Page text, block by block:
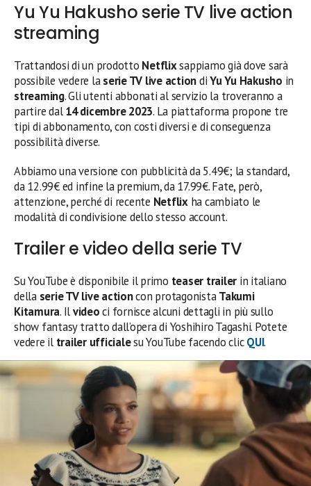
Yu Yu Hakusho serie TV live action
streaming
Trattandosi di un prodotto Netflixsappiamo già dove sarà
possibile vedere laserie TV live actiondiYu Yu Hakusho in
streaming. Gli utenti abbonati al servizio la troveranno a
partire dal14 dicembre 2023. La piattaforma propone tre
tipi di abbonamento, con costi diversi e di conseguenza
possibilità diverse.
Abbiamo una versione con pubblicità da 5.49€; la standard,
da 12.99€ ed infine la premium, da 17.99€. Fate, però,
attenzione, perché di recente Netflixha cambiato le
modalità di condivisione dello stesso account.
Trailer e video della serie TV
Su YouTube è disponibile il primo teaser trailer in italiano
della serie TV live actioncon protagonistaTakumi
Kitamura. Ilvideoci fornisce alcuni dettagli in più sullo
show fantasy tratto dall’opera di Yoshihiro Tagashi. Potete
vedere il trailer ufficialesu YouTube facendo clicQUI.